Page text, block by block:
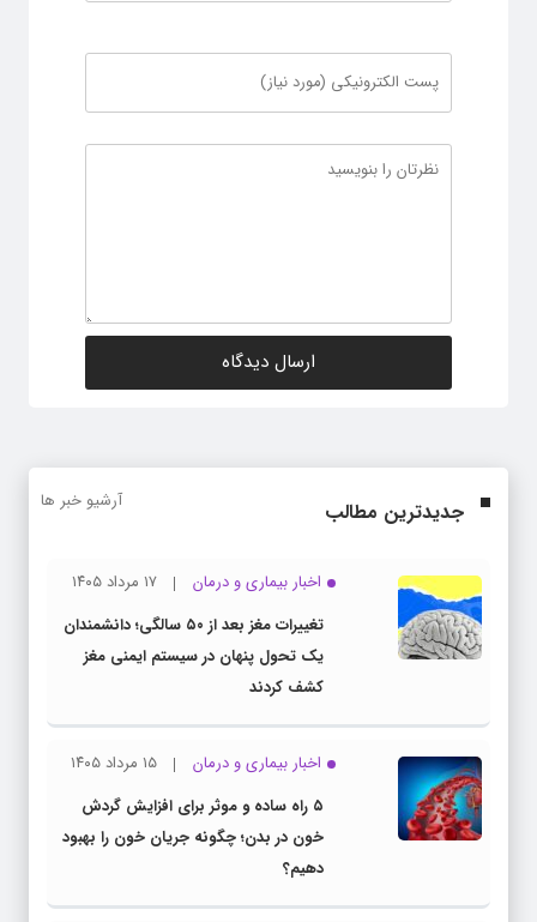
جدیدترین مطالب آرشیو خبر ها
اخبار بیماری و درمان
۱۷ مرداد ۱۴۰۵
تغییرات مغز بعد از ۵۰ سالگی؛ دانشمندان
یک تحول پنهان در سیستم ایمنی مغز
کشف کردند
اخبار بیماری و درمان
۱۵ مرداد ۱۴۰۵
۵ راه ساده و موثر برای افزایش گردش
خون در بدن؛ چگونه جریان خون را بهبود
دهیم؟